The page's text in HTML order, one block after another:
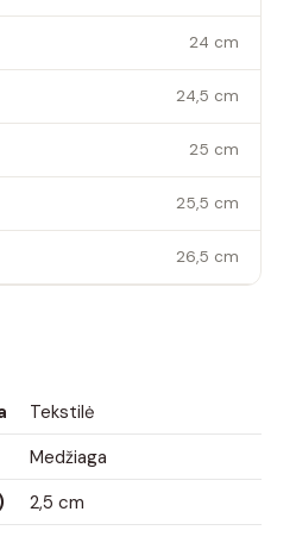
24 cm
24,5 cm
25 cm
25,5 cm
26,5 cm
Tekstilė
Medžiaga
2,5 cm